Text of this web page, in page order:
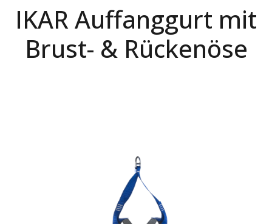
IKAR Auffanggurt mit
Brust- & Rückenöse